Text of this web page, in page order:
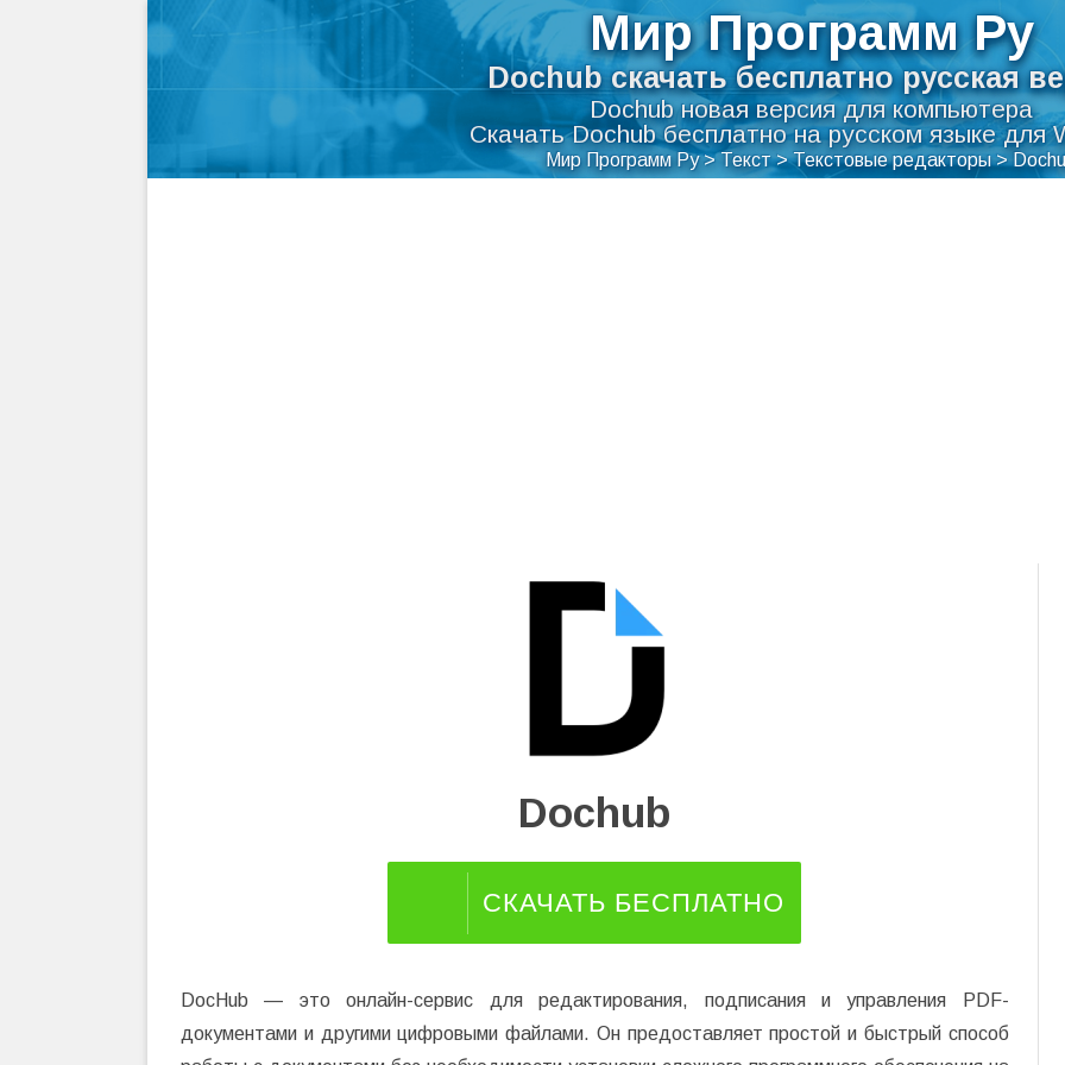
Мир Программ Ру
Dochub скачать бесплатно русская
Dochub новая версия для компьютера
Скачать Dochub бесплатно на русском языке для
Мир Программ Ру>Текст>Текстовые редакторы>
Dochub
СКАЧАТЬ БЕСПЛАТНО
DocHub — это онлайн-сервис для редактирования, подписания и управления PDF-
документами и другими цифровыми файлами. Он предоставляет простой и быстрый способ